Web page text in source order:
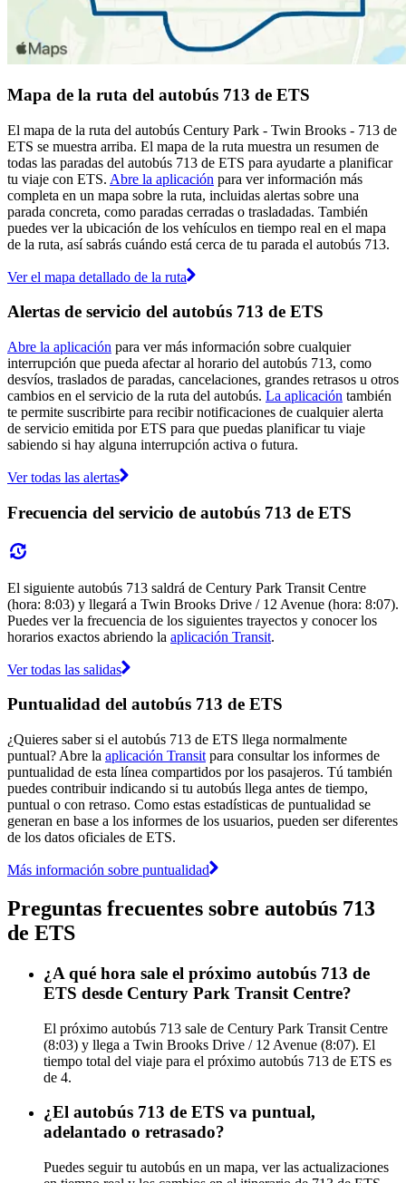
Mapa de la ruta del autobús 713 de ETS
El mapa de la ruta del autobús Century Park - Twin Brooks - 713 de
ETS se muestra arriba. El mapa de la ruta muestra un resumen de
todas las paradas del autobús 713 de ETS para ayudarte a planificar
tu viaje con ETS. Abre la aplicación para ver información más
completa en un mapa sobre la ruta, incluidas alertas sobre una
parada concreta, como paradas cerradas o trasladadas. También
puedes ver la ubicación de los vehículos en tiempo real en el mapa
de la ruta, así sabrás cuándo está cerca de tu parada el autobús 713.
Ver el mapa detallado de la ruta
Alertas de servicio del autobús 713 de ETS
Abre la aplicación para ver más información sobre cualquier
interrupción que pueda afectar al horario del autobús 713, como
desvíos, traslados de paradas, cancelaciones, grandes retrasos u otros
cambios en el servicio de la ruta del autobús. La aplicación también
te permite suscribirte para recibir notificaciones de cualquier alerta
de servicio emitida por ETS para que puedas planificar tu viaje
sabiendo si hay alguna interrupción activa o futura.
Ver todas las alertas
Frecuencia del servicio de autobús 713 de ETS
El siguiente autobús 713 saldrá de Century Park Transit Centre
(hora: 8:03) y llegará a Twin Brooks Drive / 12 Avenue (hora: 8:07).
Puedes ver la frecuencia de los siguientes trayectos y conocer los
horarios exactos abriendo la aplicación Transit.
Ver todas las salidas
Puntualidad del autobús 713 de ETS
¿Quieres saber si el autobús 713 de ETS llega normalmente
puntual? Abre la aplicación Transit para consultar los informes de
puntualidad de esta línea compartidos por los pasajeros. Tú también
puedes contribuir indicando si tu autobús llega antes de tiempo,
puntual o con retraso. Como estas estadísticas de puntualidad se
generan en base a los informes de los usuarios, pueden ser diferentes
de los datos oficiales de ETS.
Más información sobre puntualidad
Preguntas frecuentes sobre autobús 713
de ETS
¿A qué hora sale el próximo autobús 713 de
ETS desde Century Park Transit Centre?
El próximo autobús 713 sale de Century Park Transit Centre
(8:03) y llega a Twin Brooks Drive / 12 Avenue (8:07). El
tiempo total del viaje para el próximo autobús 713 de ETS es
de 4.
¿El autobús 713 de ETS va puntual,
adelantado o retrasado?
Puedes seguir tu autobús en un mapa, ver las actualizaciones